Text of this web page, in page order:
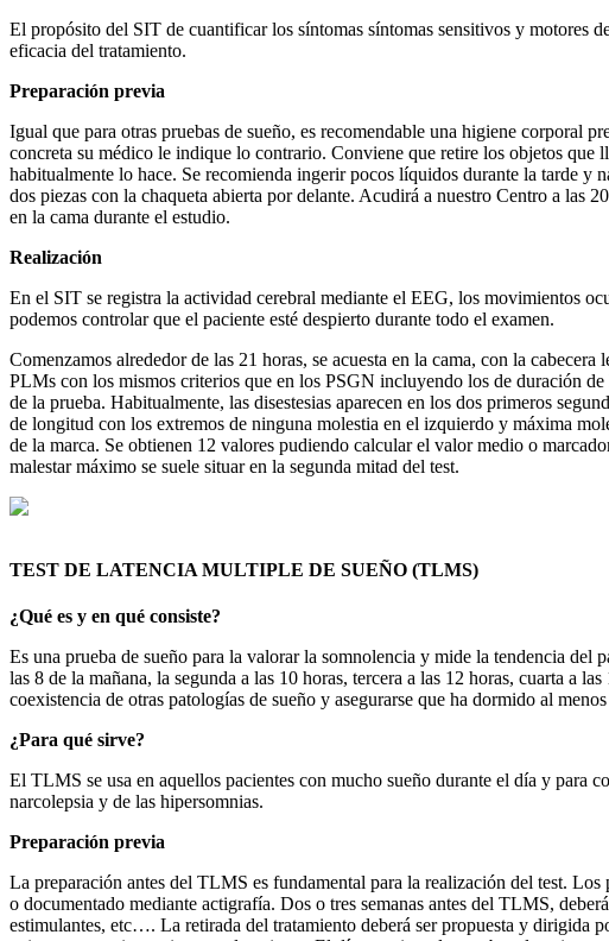
El propósito del SIT de cuantificar los síntomas síntomas sensitivos y motores
eficacia del tratamiento.
Preparación previa
Igual que para otras pruebas de sueño, es recomendable una higiene corporal
concreta su médico le indique lo contrario. Conviene que retire los objetos que
habitualmente lo hace. Se recomienda ingerir pocos líquidos durante la tarde y
dos piezas con la chaqueta abierta por delante. Acudirá a nuestro Centro a las
en la cama durante el estudio.
Realización
En el SIT se registra la actividad cerebral mediante el EEG, los movimientos
podemos controlar que el paciente esté despierto durante todo el examen.
Comenzamos alrededor de las 21 horas, se acuesta en la cama, con la
PLMs con los mismos criterios que en los PSGN incluyendo los de duración
de la prueba. Habitualmente, las disestesias aparecen en los dos primeros
de longitud con los extremos de ninguna molestia en el izquierdo y máxima
de la marca. Se obtienen 12 valores pudiendo calcular el valor medio o
malestar máximo se suele situar en la segunda mitad del test.
TEST DE LATENCIA MULTIPLE DE SUEÑO (TLMS)
¿Qué es y en qué consiste?
Es una prueba de sueño para la valorar la somnolencia y mide la tendencia
las 8 de la mañana, la segunda a las 10 horas, tercera a las 12 horas, cuarta a
coexistencia de otras patologías de sueño y asegurarse que ha dormido al
¿Para qué sirve?
El TLMS se usa en aquellos pacientes con mucho sueño durante el día y para
narcolepsia y de las hipersomnias.
Preparación previa
La preparación antes del TLMS es fundamental para la realización del test. Los
o documentado mediante actigrafía. Dos o tres semanas antes del TLMS,
estimulantes, etc…. La retirada del tratamiento deberá ser propuesta y dirigida